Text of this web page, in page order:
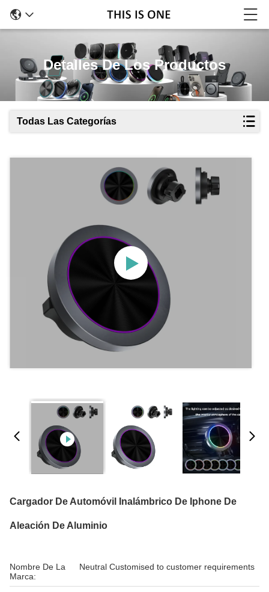
Detalles De Los Productos
Todas Las Categorías
Cargador De Automóvil Inalámbrico De Iphone De
Aleación De Aluminio
Nombre De La
Marca:
Neutral Customised to customer requirements